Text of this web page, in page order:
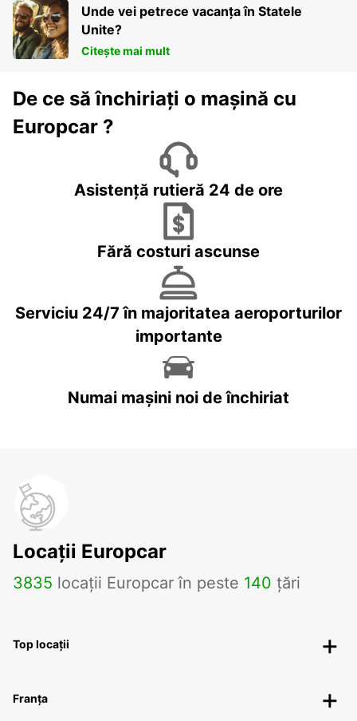
Unde vei petrece vacanța în Statele
Unite?
Citește mai mult
De ce să închiriați o mașină cu
Europcar ?
Asistență rutieră 24 de ore
Fără costuri ascunse
Serviciu 24/7 în majoritatea aeroporturilor
importante
Numai mașini noi de închiriat
Locații Europcar
3835 locații Europcar în peste 140 țări
Top locații
Franța